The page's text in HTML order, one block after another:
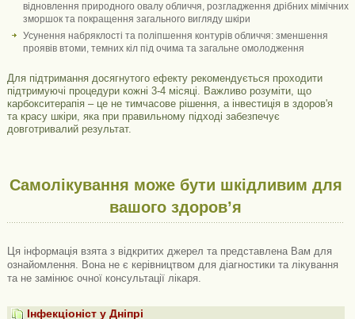
відновлення природного овалу обличчя, розгладження дрібних мімічних
зморшок та покращення загального вигляду шкіри
Усунення набряклості та поліпшення контурів обличчя: зменшення
проявів втоми, темних кіл під очима та загальне омолодження
Для підтримання досягнутого ефекту рекомендується проходити
підтримуючі процедури кожні 3-4 місяці. Важливо розуміти, що
карбокситерапія – це не тимчасове рішення, а інвестиція в здоров'я
та красу шкіри, яка при правильному підході забезпечує
довготривалий результат.
Самолікування може бути шкідливим для
вашого здоров’я
Ця інформація взята з відкритих джерел та представлена ​​Вам для
ознайомлення. Вона не є керівництвом для діагностики та лікування
та не замінює очної консультації лікаря.
Інфекціоніст у Дніпрі